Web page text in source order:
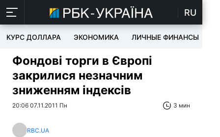
RU
КУРС ДОЛЛАРА ЭКОНОМИКА ЛИЧНЫЕ ФИНАНСЫ
Фондові торги в Європі
закрилися незначним
зниженням індексів
20:06 07.11.2011 Пн 3 мин
RBC.UA